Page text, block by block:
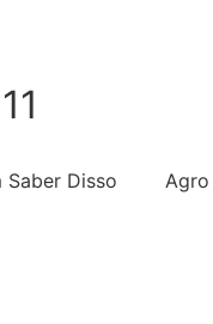
Saber Disso Agro